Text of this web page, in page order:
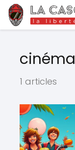
cinéma
1 articles